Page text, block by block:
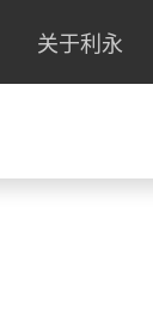
关于利永